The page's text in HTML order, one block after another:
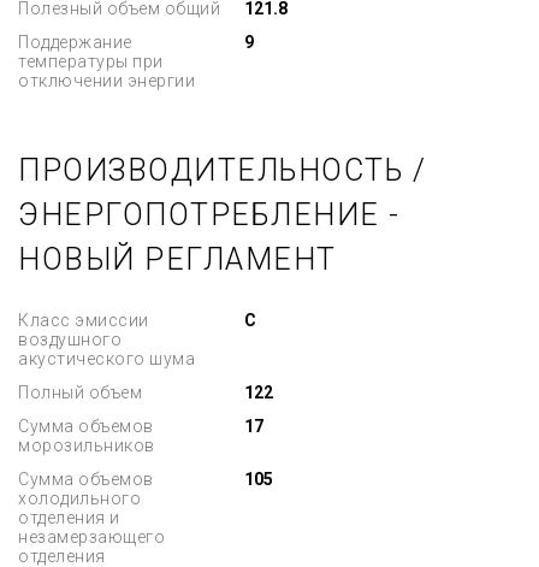
Полезный объем общий
121.8
Поддержание
температуры при
отключении энергии
9
ПРОИЗВОДИТЕЛЬНОСТЬ /
ЭНЕРГОПОТРЕБЛЕНИЕ -
НОВЫЙ РЕГЛАМЕНТ
Класс эмиссии
воздушного
акустического шума
C
Полный объем
122
Сумма объемов
морозильников
17
Сумма объемов
холодильного
отделения и
незамерзающего
отделения
105